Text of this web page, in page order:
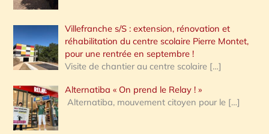
Villefranche s/S : extension, rénovation et
réhabilitation du centre scolaire Pierre Montet,
pour une rentrée en septembre !
Visite de chantier au centre scolaire […]
Alternatiba « On prend le Relay ! »
Alternatiba, mouvement citoyen pour le […]